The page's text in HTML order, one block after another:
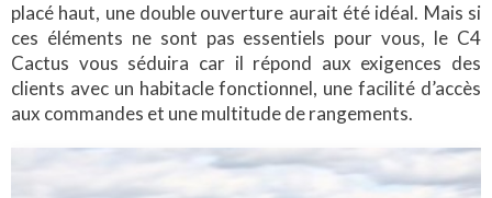
placé haut, une double ouverture aurait été idéal. Mais si
ces éléments ne sont pas essentiels pour vous, le C4
Cactus vous séduira car il répond aux exigences des
clients avec un habitacle fonctionnel, une facilité d’accès
aux commandes et une multitude de rangements.